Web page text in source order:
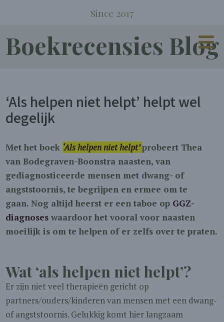
Since 2017
Boekrecensies Blog
‘Als helpen niet helpt’ helpt wel
degelijk
Met het boek ‘Als helpen niet helpt’probeert Thea
van Bodegraven-Boonstra naasten, van
gediagnosticeerde mensen met dwang- of
angststoornis, te begrijpen en ermee om te
gaan. Nog altijd heerst er een taboe op GGZ-
diagnoses waardoor het vooral voor naasten
moeilijk is om te helpen of er zelfs over te praten.
Wat ‘als helpen niet helpt’?
Er zijn niet veel therapieën gericht op
partners/ouders/kinderen van mensen met een dwang-
of angststoornis. Gelukkig komt hier langzaam